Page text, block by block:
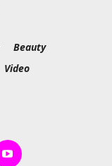
Beauty
Video